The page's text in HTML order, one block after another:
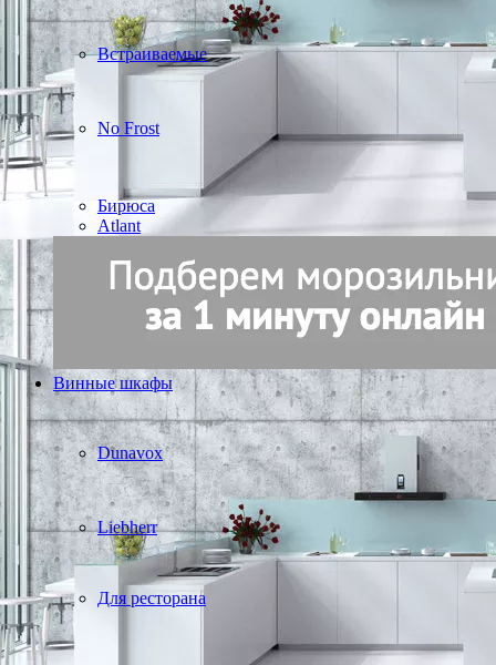
Встраиваемые
No Frost
Бирюса
Atlant
Винные шкафы
Dunavox
Liebherr
Для ресторана